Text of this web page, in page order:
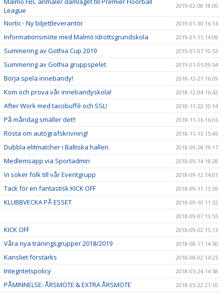
League
2019-02-08 18:00
Nortic - Ny biljettleverantör 2019-01-30 16:14
Informationsmöte med Malmö Idrottsgrundskola 2019-01-15 14:08
Summering av Gothia Cup 2019 2019-01-07 10:53
Summering av Gothia gruppspelet 2019-01-05 09:54
Börja spela innebandy! 2018-12-21 16:09
Kom och prova vår innebandyskola! 2018-12-04 16:42
After Work med tacobuffé och SSL! 2018-11-22 10:14
På måndag smäller det!! 2018-11-16 16:06
Rösta om autografskrivning! 2018-11-13 15:45
Dubbla elitmatcher i Baltiska hallen 2018-09-28 19:17
Medlemsapp via Sportadmin 2018-09-14 18:28
Vi söker folk till vår Eventgrupp 2018-09-12 14:01
Tack för en fantastisk KICK OFF 2018-09-11 13:59
KLUBBVECKA PÅ ESSET
2018-09-10 11:32
2018-09-07 13:55
KICK OFF 2018-09-02 15:13
Våra nya träningsgrupper 2018/2019 2018-08-17 14:50
Kansliet förstärks 2018-08-02 14:25
Integritetspolicy 2018-05-24 14:58
PÅMINNELSE: ÅRSMÖTE & EXTRA ÅRSMÖTE 2018-05-22 21:10